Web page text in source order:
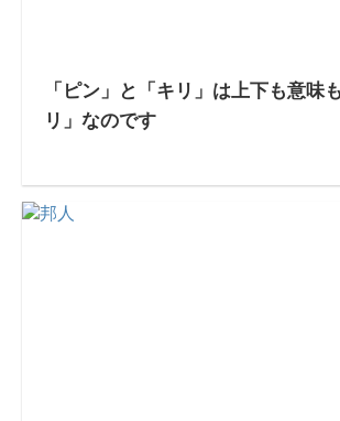
「ピン」と「キリ」は上下も意味
リ」なのです